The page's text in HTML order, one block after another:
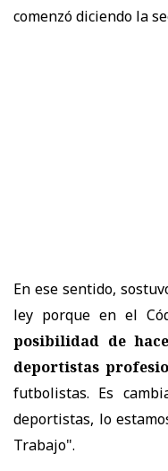
comenzó diciendo la
En ese sentido,
ley porque en el
posibilidad de
deportistas
futbolistas. Es
deportistas, lo
Trabajo".